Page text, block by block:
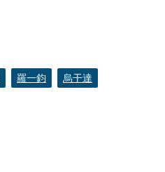
羅一鈞 烏干達